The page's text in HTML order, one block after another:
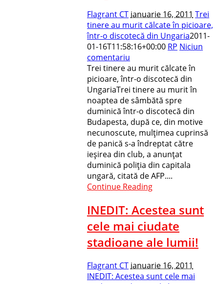
Flagrant CT ianuarie 16, 2011 Trei
tinere au murit călcate în picioare,
într-o discotecă din Ungaria2011-
01-16T11:58:16+00:00 RP Niciun
comentariu
Trei tinere au murit călcate în
picioare, într-o discotecă din
UngariaTrei tinere au murit în
noaptea de sâmbătă spre
duminică într-o discotecă din
Budapesta, după ce, din motive
necunoscute, mulţimea cuprinsă
de panică s-a îndreptat către
ieşirea din club, a anunţat
duminică poliţia din capitala
ungară, citată de AFP....
Continue Reading
INEDIT: Acestea sunt
cele mai ciudate
stadioane ale lumii!
Flagrant CT ianuarie 16, 2011
INEDIT: Acestea sunt cele mai